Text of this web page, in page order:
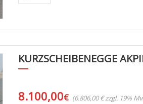
KURZSCHEIBENEGGE
8.100,00€ (6.806,00 € zzgl. 19%